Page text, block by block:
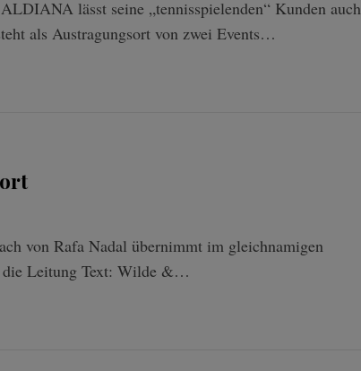
lässt seine „tennisspielenden“ Kunden auch
als Austragungsort von zwei Events…
von Rafa Nadal übernimmt im gleichnamigen
die Leitung Text: Wilde &…